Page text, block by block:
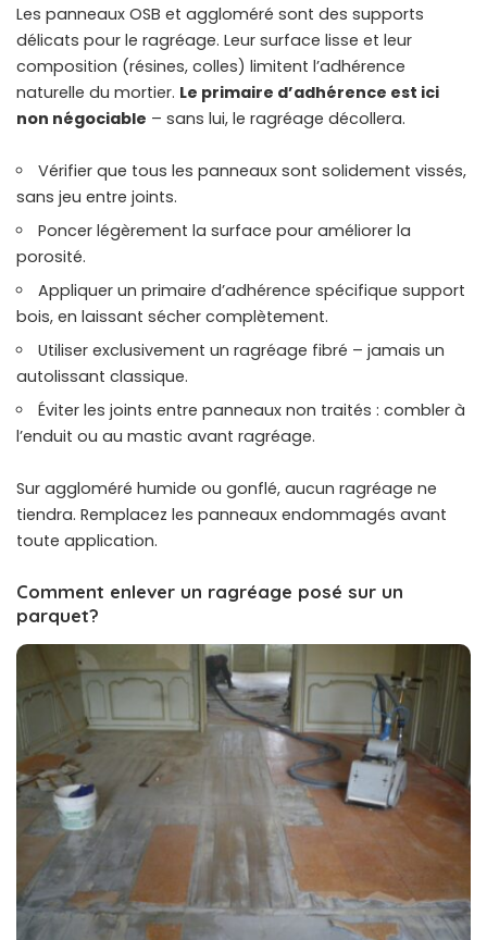
Les panneaux OSB et aggloméré sont des supports
délicats pour le ragréage. Leur surface lisse et leur
composition (résines, colles) limitent l’adhérence
naturelle du mortier. Le primaire d’adhérence est ici
non négociable – sans lui, le ragréage décollera.
Vérifier que tous les panneaux sont solidement vissés,
sans jeu entre joints.
Poncer légèrement la surface pour améliorer la
porosité.
Appliquer un primaire d’adhérence spécifique support
bois, en laissant sécher complètement.
Utiliser exclusivement un ragréage fibré – jamais un
autolissant classique.
Éviter les joints entre panneaux non traités : combler à
l’enduit ou au mastic avant ragréage.
Sur aggloméré humide ou gonflé, aucun ragréage ne
tiendra. Remplacez les panneaux endommagés avant
toute application.
Comment enlever un ragréage posé sur un
parquet?